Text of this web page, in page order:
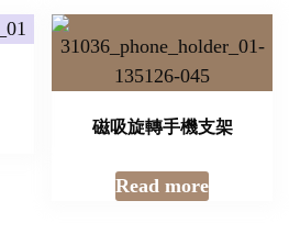
磁吸旋轉手機支架
Read more